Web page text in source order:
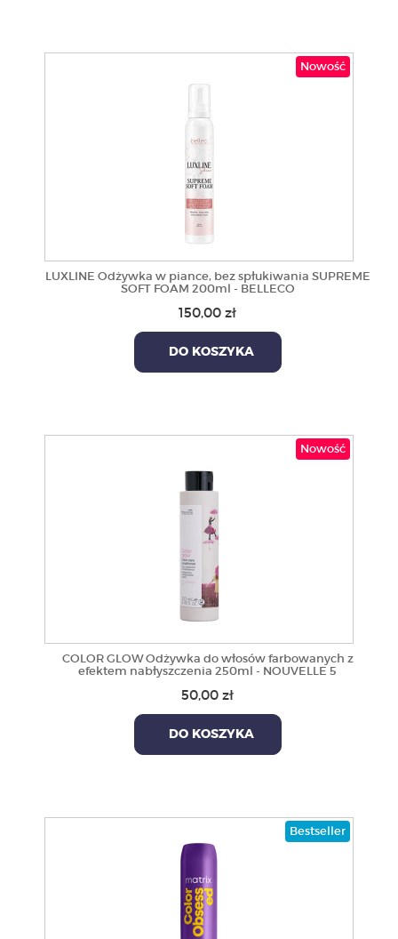
Nowość
LUXLINE Odżywka w piance, bez spłukiwania SUPREME
SOFT FOAM 200ml - BELLECO
150,00 zł
DO KOSZYKA
Nowość
COLOR GLOW Odżywka do włosów farbowanych z
efektem nabłyszczenia 250ml - NOUVELLE 5
50,00 zł
DO KOSZYKA
Bestseller